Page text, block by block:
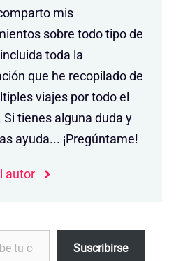
mis
sobre todo tipo de
toda la
que he recopilado de
viajes por todo el
Si tienes alguna duda y
ayuda... ¡Pregúntame!
autor
electrónico…
Suscribirse